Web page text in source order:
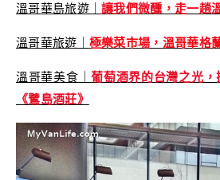
溫哥華島旅遊｜讓我們微醺，走一趟
溫哥華旅遊｜ 極樂菜市場，溫哥華格
溫哥華美食｜葡萄酒界的台灣之光
《鷺島酒莊》